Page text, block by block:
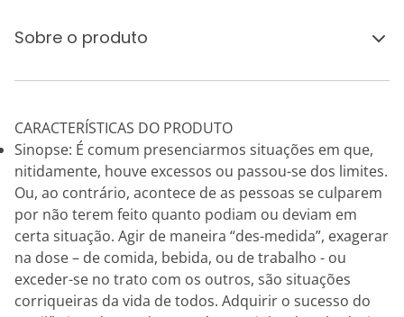
Sobre o produto
CARACTERÍSTICAS DO PRODUTO
Sinopse: É comum presenciarmos situações em que,
nitidamente, houve excessos ou passou-se dos limites.
Ou, ao contrário, acontece de as pessoas se culparem
por não terem feito quanto podiam ou deviam em
certa situação. Agir de maneira “des-medida”, exagerar
na dose – de comida, bebida, ou de trabalho - ou
exceder-se no trato com os outros, são situações
corriqueiras da vida de todos. Adquirir o sucesso do